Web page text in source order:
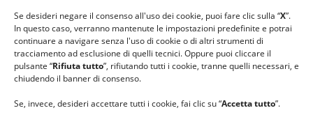
Se desideri negare il consenso all'uso dei cookie, puoi fare clic sulla “X”.
In questo caso, verranno mantenute le impostazioni predefinite e potrai
continuare a navigare senza l'uso di cookie o di altri strumenti di
tracciamento ad esclusione di quelli tecnici. Oppure puoi cliccare il
pulsante “Rifiuta tutto”, rifiutando tutti i cookie, tranne quelli necessari, e
chiudendo il banner di consenso.
Se, invece, desideri accettare tutti i cookie, fai clic su “Accetta tutto”.
#ilcaloredellempatia